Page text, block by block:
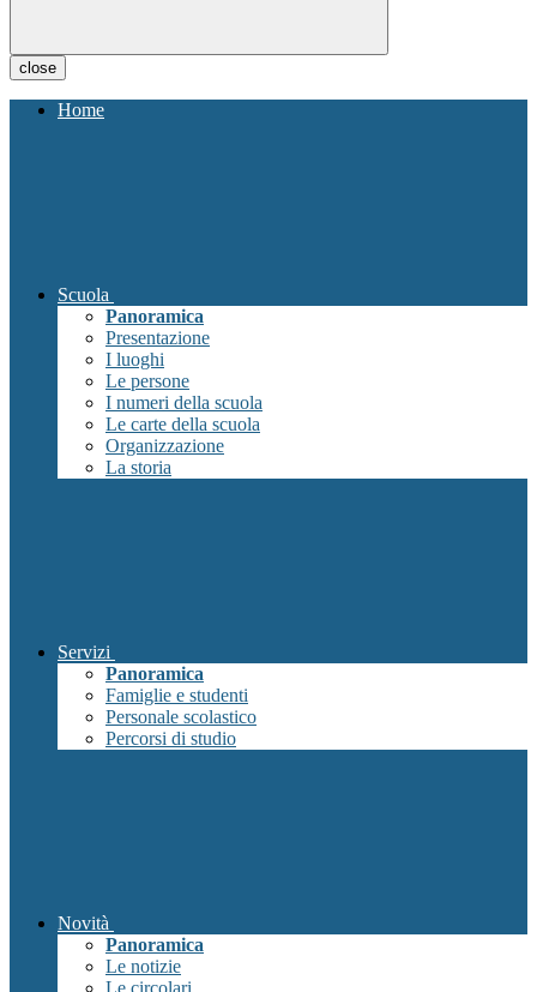
close
Home
Scuola
Panoramica
Presentazione
I luoghi
Le persone
I numeri della scuola
Le carte della scuola
Organizzazione
La storia
Servizi
Panoramica
Famiglie e studenti
Personale scolastico
Percorsi di studio
Novità
Panoramica
Le notizie